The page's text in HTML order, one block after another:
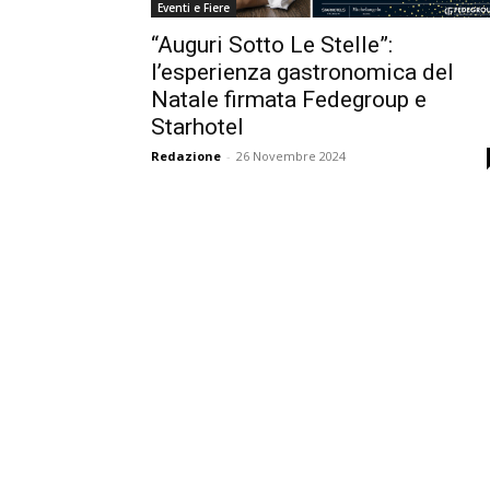
Eventi e Fiere
“Auguri Sotto Le Stelle”:
l’esperienza gastronomica del
Natale firmata Fedegroup e
Starhotel
Redazione - 26 Novembre 2024